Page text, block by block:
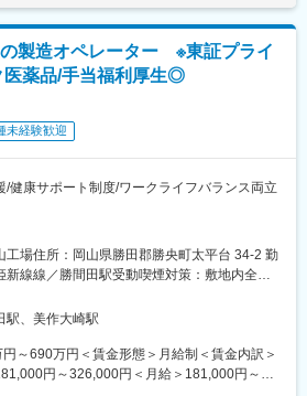
定める業務
、全国に安定供給しています。
品質試験、製造から出荷までの管理をお任
日のうちに患者さんに投与され検査が行わ
果は癌の早期発見につながり、迅速な治療方
ぼします。質の高い製品を作ることでより多
とになる、やりがいのある仕事です。
では2:00～または 8:45～の2パターンとなり
ずれかの勤務時間で1勤務1週間ごとのロー
ります。※夜勤が多い環境ですが、夜勤手当が
～6:45・2:00～10:30・3:15～ 11:45・19:30
・7:00～15:30・1:30～10:00・4:00～
の製造オペレーター ※東証プライ
医薬品/手当福利厚生◎
未経験歓迎
健康サポート制度/ワークライフバランス両立
造設備（機械）を操作し、医療用医薬品（顆
ル剤）を製造していきます。
、造粒作業
グ工程（薬が完成）
工場住所：岡山県勝田郡勝央町太平台 34-2 勤
新線線／勝間田駅受動喫煙対策：敷地内全面
社の定める事業所
駅、美作大崎駅
～690万円＜賃金形態＞月給制＜賃金内訳＞
円～326,000円＜月給＞181,000円～